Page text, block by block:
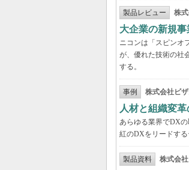
製品レビュー 株
大企業の新規
ニコンは「スピンオ
が、優れた技術の社
する。
事例 株式会社ビ
人材と組織変
あらゆる業界でDX
紅のDXをリードす
製品資料 株式会